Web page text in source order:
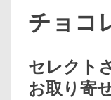
チョコ
セレクト
お取り寄